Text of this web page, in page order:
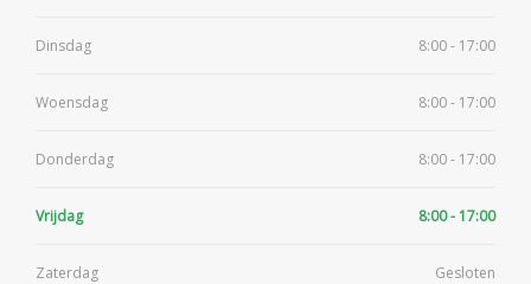
Dinsdag 8:00 - 17:00
Woensdag 8:00 - 17:00
Donderdag 8:00 - 17:00
Vrijdag 8:00 - 17:00
Zaterdag Gesloten